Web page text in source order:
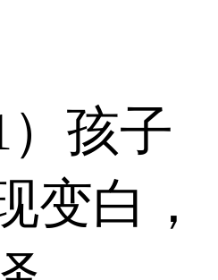
孩子
变白，